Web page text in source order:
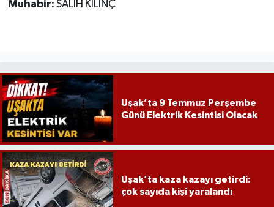
Muhabir: SALİH KILINÇ
Uşak’ta 9 Temmuz Perşembe
Günü Elektrik Kesintisi Olacak
Uşak’ta kaza kazayı getirdi:
çok sayıda kişi yaralandı